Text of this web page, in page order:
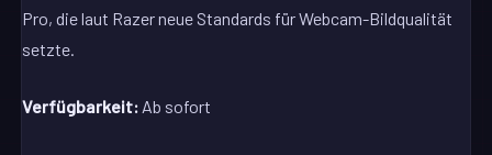
Pro, die laut Razer neue Standards für Webcam-Bildqualität
setzte.
Verfügbarkeit: Ab sofort